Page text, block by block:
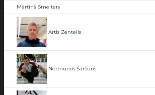
Mārtiņš Smelters
Artis Zentelis
Normunds Šaršūns